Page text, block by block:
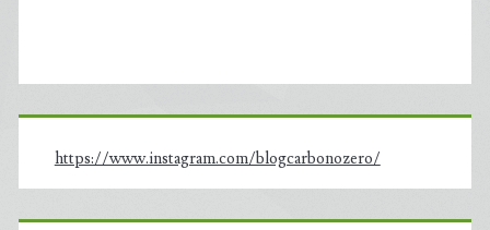
https://www.instagram.com/blogcarbonozero/